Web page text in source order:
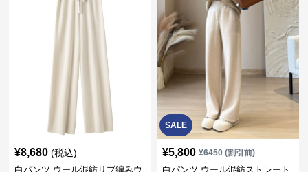
¥8,680 (税込)
白パンツ ウール混紡リブ編みウ
SALE
¥5,800 ¥6450(割引前)
白パンツ ウール混紡ストレート